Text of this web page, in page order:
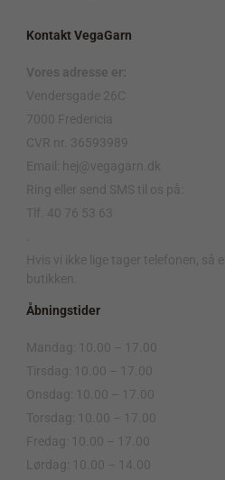
Kontakt VegaGarn
Vores adresse er:
Vendersgade 26C
7000 Fredericia
CVR nr. 36593989
Email: hej@vegagarn.dk
Ring eller send SMS til os på:
Tlf. 40 76 53 63
Hvis vi ikke lige tager telefonen, så
butikken.
Åbningstider
Mandag: 10.00 – 17.00
Tirsdag: 10.00 – 17.00
Onsdag: 10.00 – 17.00
Torsdag: 10.00 – 17.00
Fredag: 10.00 – 17.00
Lørdag: 10.00 – 14.00